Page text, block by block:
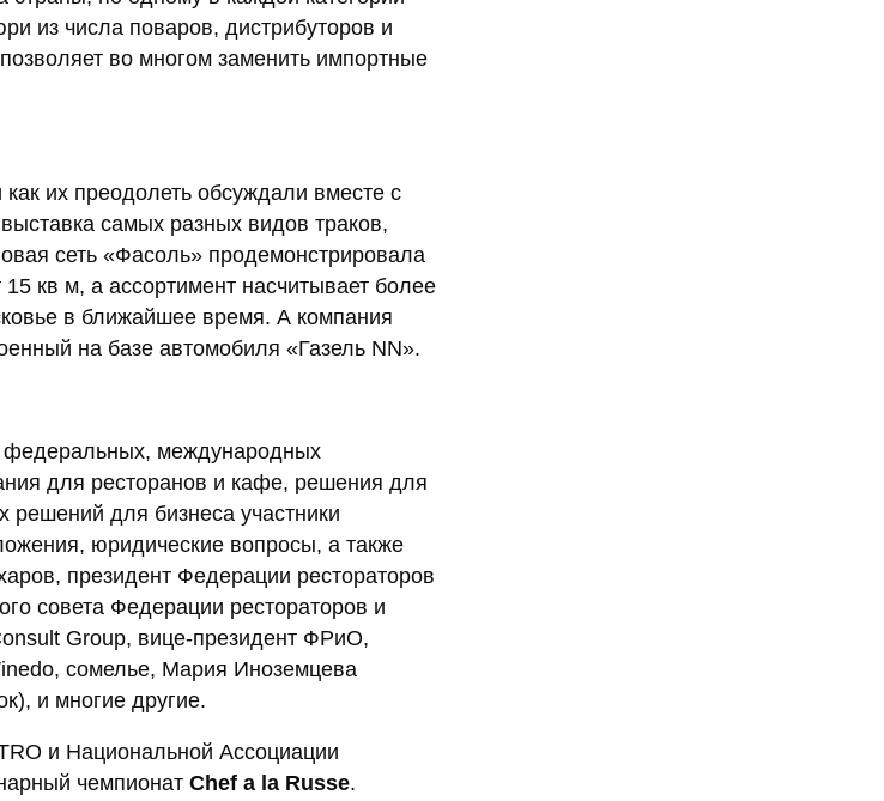
из числа поваров, дистрибуторов и
во многом заменить импортные
их преодолеть обсуждали вместе с
самых разных видов траков,
сеть «Фасоль» продемонстрировала
кв м, а ассортимент насчитывает более
в ближайшее время. А компания
на базе автомобиля «Газель NN».
федеральных, международных
для ресторанов и кафе, решения для
решений для бизнеса участники
юридические вопросы, а также
президент Федерации рестораторов
совета Федерации рестораторов и
Group, вице-президент ФРиО,
сомелье, Мария Иноземцева
и многие другие.
и Национальной Ассоциации
чемпионат Chef a la Russe.